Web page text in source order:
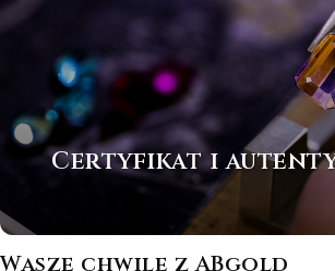
Certyfikat i
Wasze chwile z ABgold